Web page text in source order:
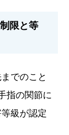
限と等
でのこと
指の関節に
級が認定